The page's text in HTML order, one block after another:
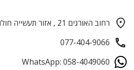
רחוב האורגים 21 , אזור תעשייה חולון
077-404-9066
WhatsApp: 058-4049060